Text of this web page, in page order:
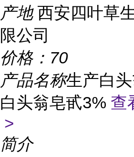
产地 西安四叶草
限公司
价格： 70
产品名称生产白
白头翁皂甙3% 查
>
简介